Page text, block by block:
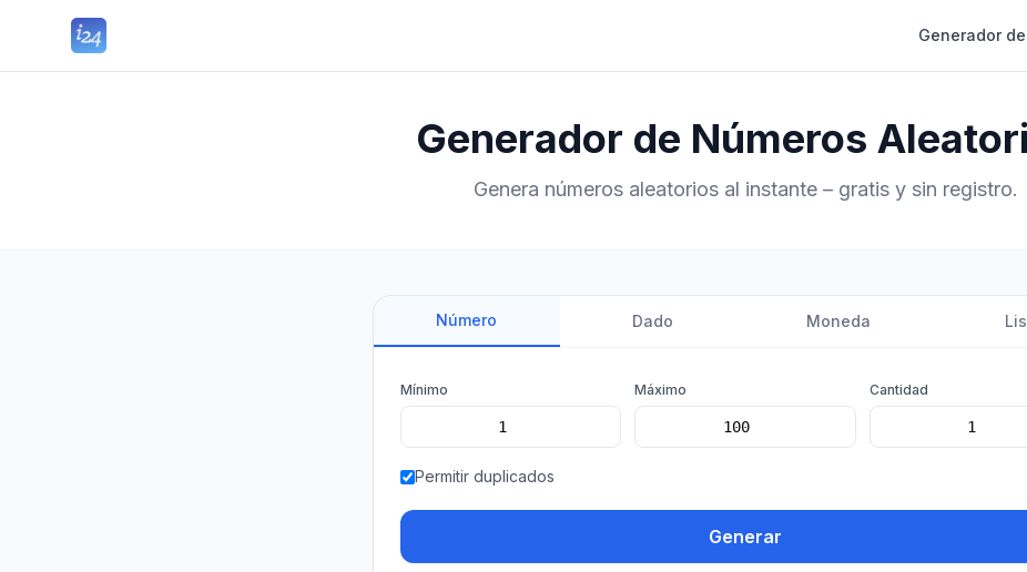
Generador
Generador de Números
Genera números aleatorios al instante – gratis y sin registro.
Número Dado Moneda
Mínimo Máximo Cantidad
Permitir duplicados
Generar